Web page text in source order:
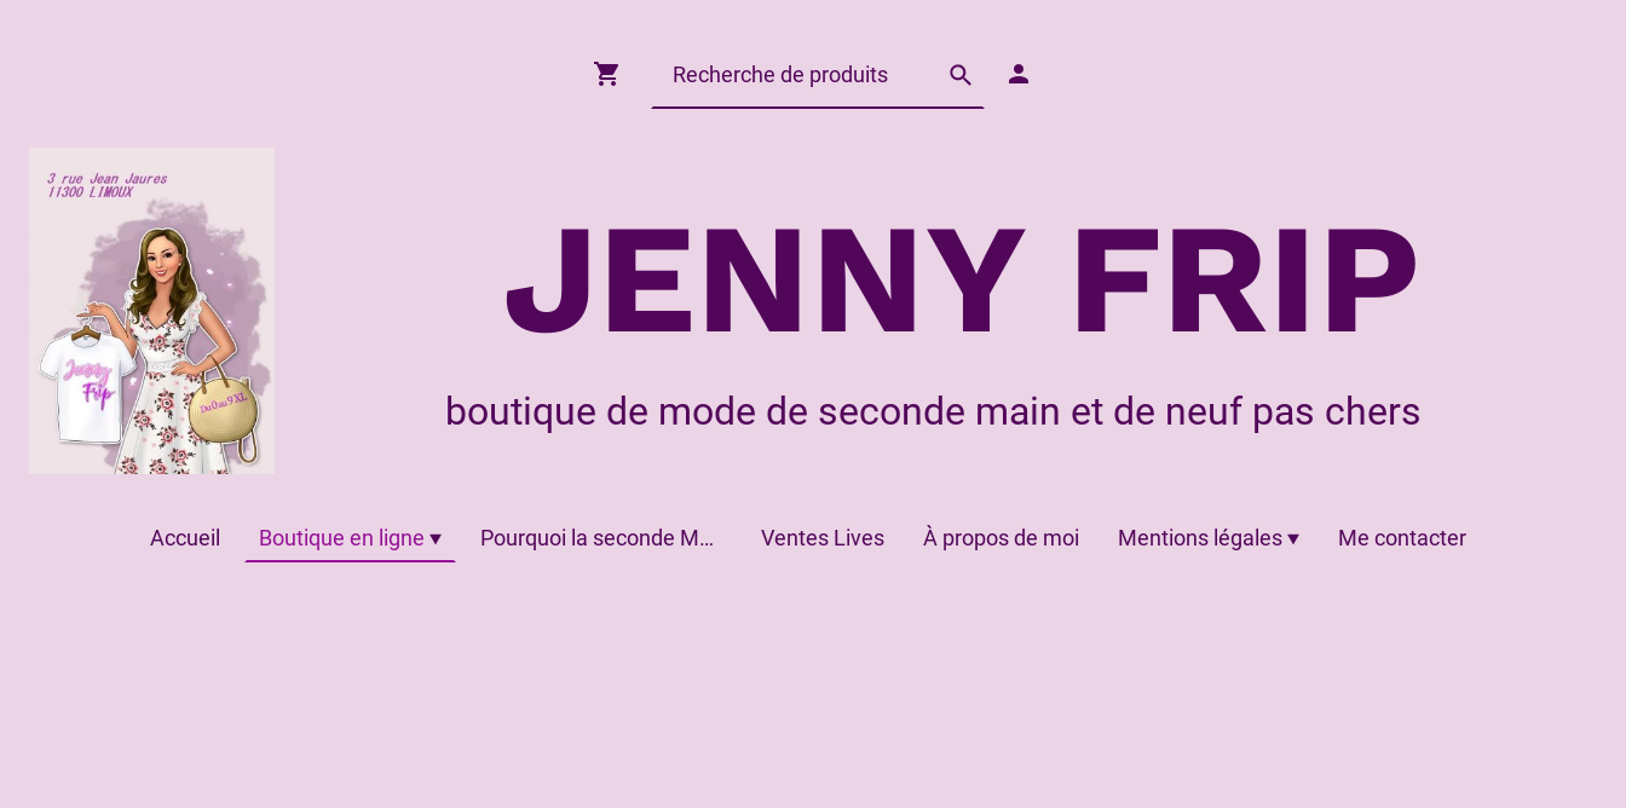
JENNY FRIP
boutique de mode de seconde main et de neuf pas chers
Accueil Boutique en ligne Pourquoi la seconde Main? Ventes Lives À propos de moi Mentions légales Me contacter